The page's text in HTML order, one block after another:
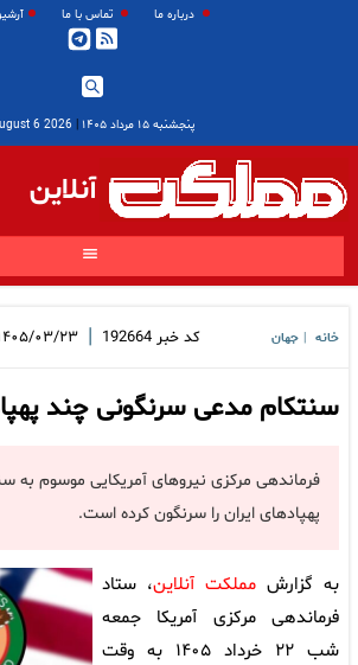
درباره ما تماس با ما
پنجشنبه ۱۵ مرداد ۱۴۰۵ |
2026 August 6
آنلاین
خانه جهان کد خبر 192664
| ۱۴۰۵/۰۳/۲۳
سنتکام مدعی سرنگونی چند
فرماندهی مرکزی نیروهای آمریکایی موسوم به
پهپادهای ایران را سرنگون کرده است.
به گزارش مملکت آنلاین، ستاد
فرماندهی مرکزی آمریکا جمعه
شب ۲۲ خرداد ۱۴۰۵ به وقت